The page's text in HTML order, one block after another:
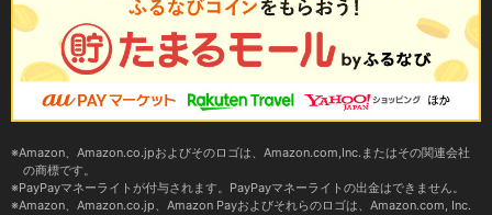
Amazon、Amazon.co.jpおよびそのロゴは、Amazon.com,Inc.またはその関連会社
の商標です。
PayPayマネーライトが付与されます。PayPayマネーライトの出金はできません。
Amazon、Amazon.co.jp、Amazon Payおよびそれらのロゴは、Amazon.com, Inc.